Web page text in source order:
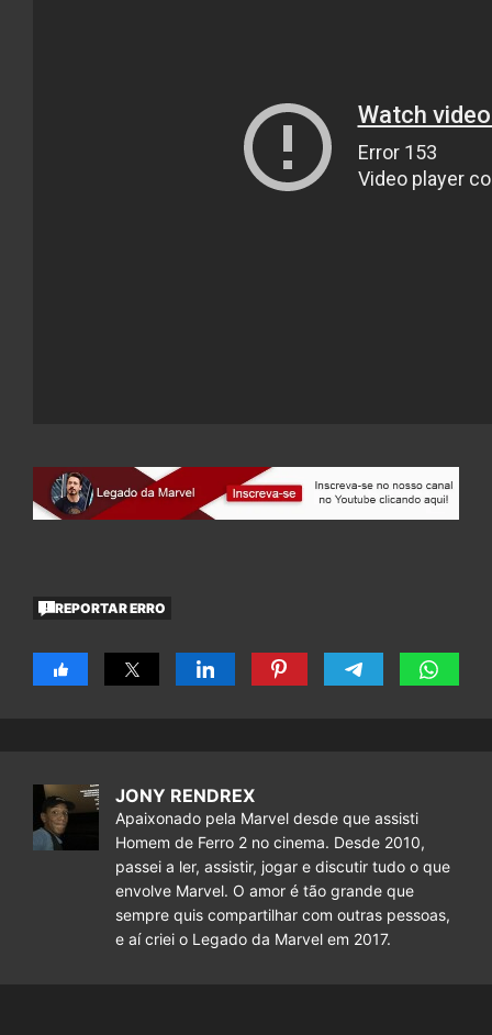
REPORTAR ERRO
JONY RENDREX
Apaixonado pela Marvel desde que assisti
Homem de Ferro 2 no cinema. Desde 2010,
passei a ler, assistir, jogar e discutir tudo o que
envolve Marvel. O amor é tão grande que
sempre quis compartilhar com outras pessoas,
e aí criei o Legado da Marvel em 2017.